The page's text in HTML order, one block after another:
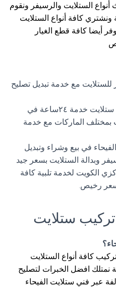
أنواع الستلايت والرسيفر ونقوم
ونشتري كافة أنواع الستلايت
أيضا كافة قطع الغيار
للستلايت مع خدمة تبديل تصليح
نقوم من خلال فني تصليح ستلايت خدمة ٢٤ساعة في
بمختلف الماركات مع خدمة
في بيع وشراء وتبديل
وبدالة الستلايت بسعر جيد
الكويت لخدمة تلبية كافة
رخيص.
ستلايت
كافة أنواع الستلايت
نمتلك افضل الخبرات لتصليح
عبر فني ستلايت الفيحاء